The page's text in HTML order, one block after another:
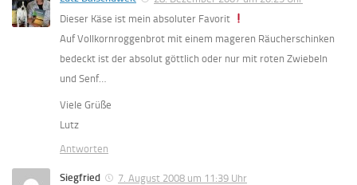
Dieser Käse ist mein absoluter Favorit
Auf Vollkornroggenbrot mit einem mageren Räucherschinken
bedeckt ist der absolut göttlich oder nur mit roten Zwiebeln
und Senf…
Viele Grüße
Lutz
Antworten
Siegfried
7. August 2008 um 11:39 Uhr